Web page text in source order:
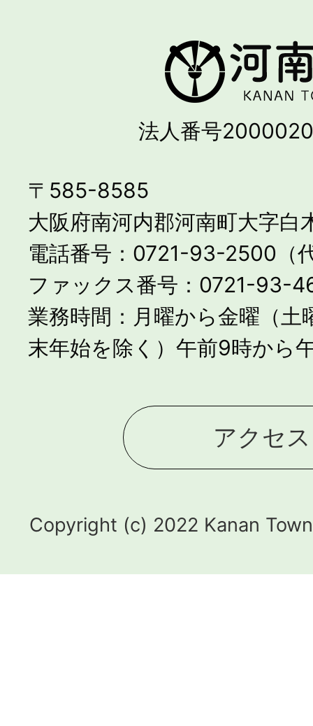
法人番号
〒585-8585
大阪府南河内郡河南町大字白
電話番号：0721-93-2500（
ファックス番号：0721-93-
業務時間：月曜から金曜（土
末年始を除く）午前9時から
アクセス
Copyright (c) 2022 Kanan